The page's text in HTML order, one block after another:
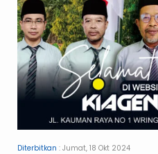
Diterbitkan : Jumat, 18 Okt 2024